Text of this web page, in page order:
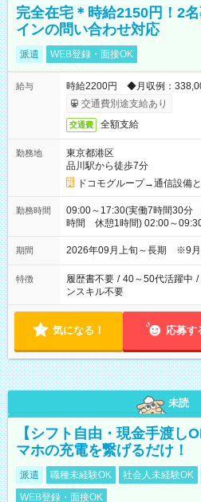
完全在宅＊時給2150円！2
インの問い合わせ対応
派遣 WEB登録・面接OK
給与
時給2200円 ◆月収例：
交通費別途支給あり
交通費 全額支給
勤務地
東京都港区
品川駅から徒歩7分
ドコモグループ→通信設備
勤務時間
09:00～17:30(実働7時間30分
時間 休憩1時間) 02:00～
日勤は就業時間1/夜勤は就業
期間 2026年09月上旬～長期 ※9月
特徴 履歴書不要 / 40～50代活躍中 /
ンスキル不要
気になる！ 応募す
未読
【シフト自由・現金手渡し
マホの充電を繋げるだけ！
派遣 職種未経験OK 社会人未経験OK
WEB登録・面接OK